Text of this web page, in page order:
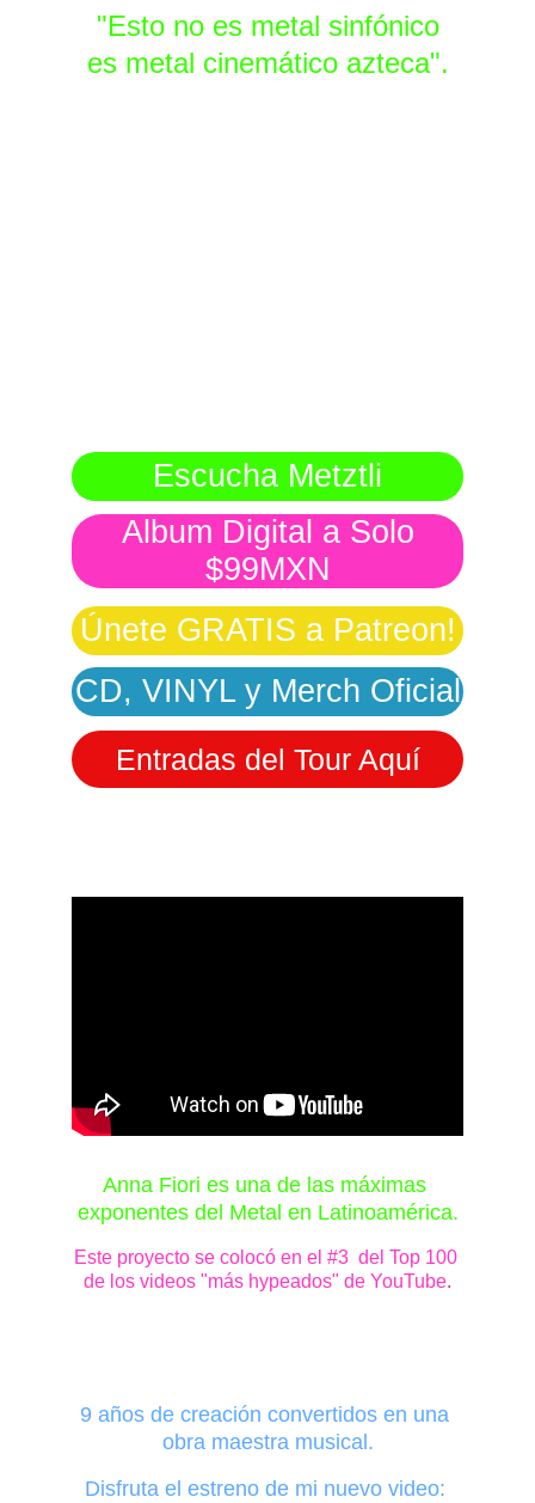
"Esto no es metal sinfónico
es metal cinemático azteca".
Escucha Metztli
Album Digital a Solo
$99MXN
Únete GRATIS a Patreon!
CD, VINYL y Merch Oficial
Entradas del Tour Aquí
Anna Fiori es una de las máximas
exponentes del Metal en Latinoamérica.
Este proyecto se colocó en el #3  del Top 100
de los videos "más hypeados" de YouTube.
9 años de creación convertidos en una
obra maestra musical.
Disfruta el estreno de mi nuevo video: